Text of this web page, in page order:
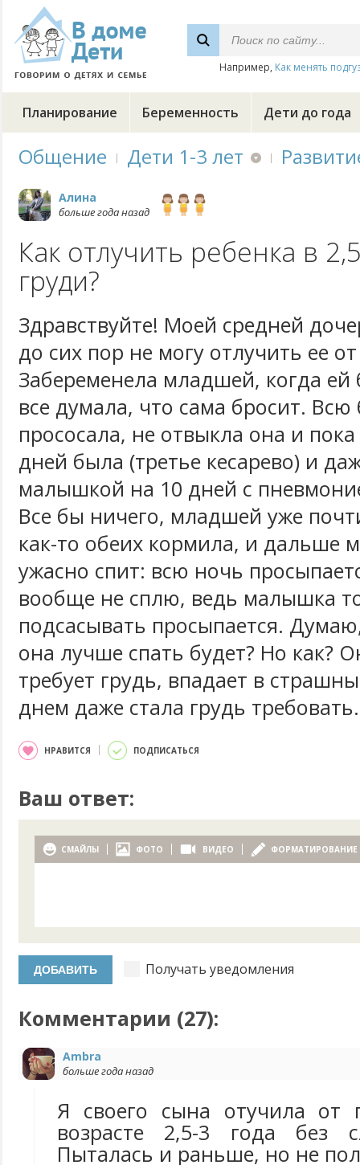
Например, Как менять
Планирование Беременность Дети до года
Общение Дети 1-3 лет
Алина
больше года назад
Как отлучить ребенка в
груди?
Здравствуйте! Моей средней
до сих пор не могу отлучить ее
Забеременела младшей, когда ей
все думала, что сама бросит. Всю
прососала, не отвыкла она и
дней была (третье кесарево) и
малышкой на 10 дней с
Все бы ничего, младшей уже
как-то обеих кормила, и дальше
ужасно спит: всю ночь
вообще не сплю, ведь малышка
подсасывать просыпается.
она лучше спать будет? Но как?
требует грудь, впадает в
днем даже стала грудь
НРАВИТСЯ ПОДПИСАТЬСЯ
Ваш ответ:
СМАЙЛЫ ФОТО ВИДЕО ФОРМАТИРОВАНИЕ
Получать уведомления
Комментарии (27):
Ambra
больше года назад
Я своего сына отучила от
возрасте 2,5-3 года без
Пыталась и раньше, но не